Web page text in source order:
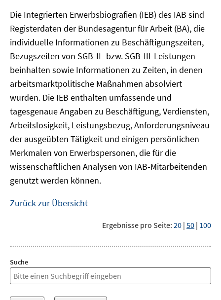
Die Integrierten Erwerbsbiografien (IEB) des IAB sind
Registerdaten der Bundesagentur für Arbeit (BA), die
individuelle Informationen zu Beschäftigungszeiten,
Bezugszeiten von SGB-II- bzw. SGB-III-Leistungen
beinhalten sowie Informationen zu Zeiten, in denen
arbeitsmarktpolitische Maßnahmen absolviert
wurden. Die IEB enthalten umfassende und
tagesgenaue Angaben zu Beschäftigung, Verdiensten,
Arbeitslosigkeit, Leistungsbezug, Anforderungsniveau
der ausgeübten Tätigkeit und einigen persönlichen
Merkmalen von Erwerbspersonen, die für die
wissenschaftlichen Analysen von IAB-Mitarbeitenden
genutzt werden können.
Zurück zur Übersicht
Ergebnisse pro Seite: 20 | 50 | 100
Suche